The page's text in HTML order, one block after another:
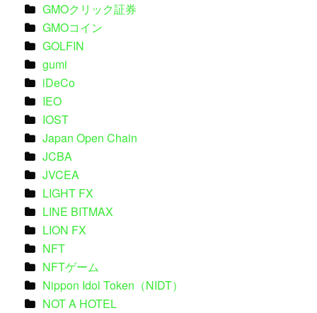
GMOクリック証券
GMOコイン
GOLFIN
gumi
iDeCo
IEO
IOST
Japan Open Chain
JCBA
JVCEA
LIGHT FX
LINE BITMAX
LION FX
NFT
NFTゲーム
Nippon Idol Token（NIDT）
NOT A HOTEL